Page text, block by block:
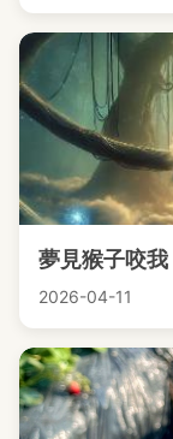
夢見猴子咬
2026-04-11